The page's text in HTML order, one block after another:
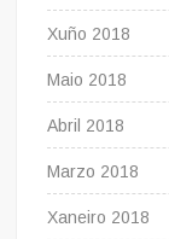
Xuño 2018
Maio 2018
Abril 2018
Marzo 2018
Xaneiro 2018